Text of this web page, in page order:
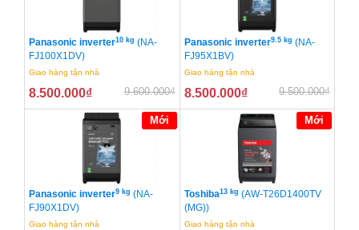
Panasonic inverter10 kg (NA-
FJ100X1DV)
Giao hàng tận nhà
8.500.000₫ 9.600.000₫
Panasonic inverter9.5 kg (NA-
FJ95X1BV)
Giao hàng tận nhà
8.500.000₫ 9.500.000₫
Mới
Panasonic inverter9 kg (NA-
FJ90X1DV)
Giao hàng tận nhà
Mới
Toshiba13 kg (AW-T26D1400TV
(MG))
Giao hàng tận nhà